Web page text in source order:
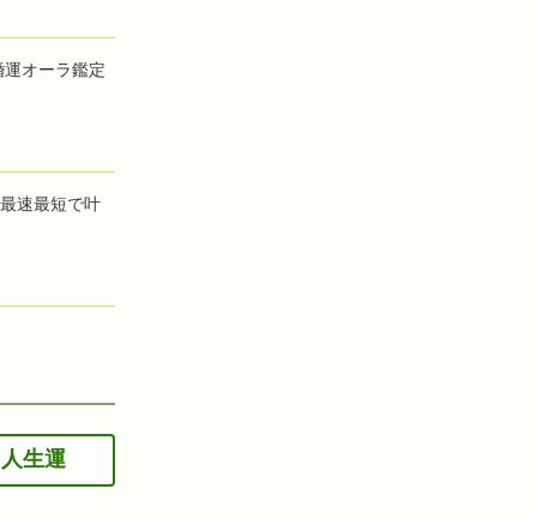
オーラ鑑定
速最短で叶
人生運